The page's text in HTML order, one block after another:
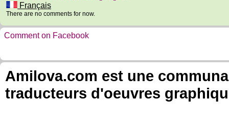
Français
There are no comments for now.
Comment on Facebook
Amilova.com est une
traducteurs d'oeuvres